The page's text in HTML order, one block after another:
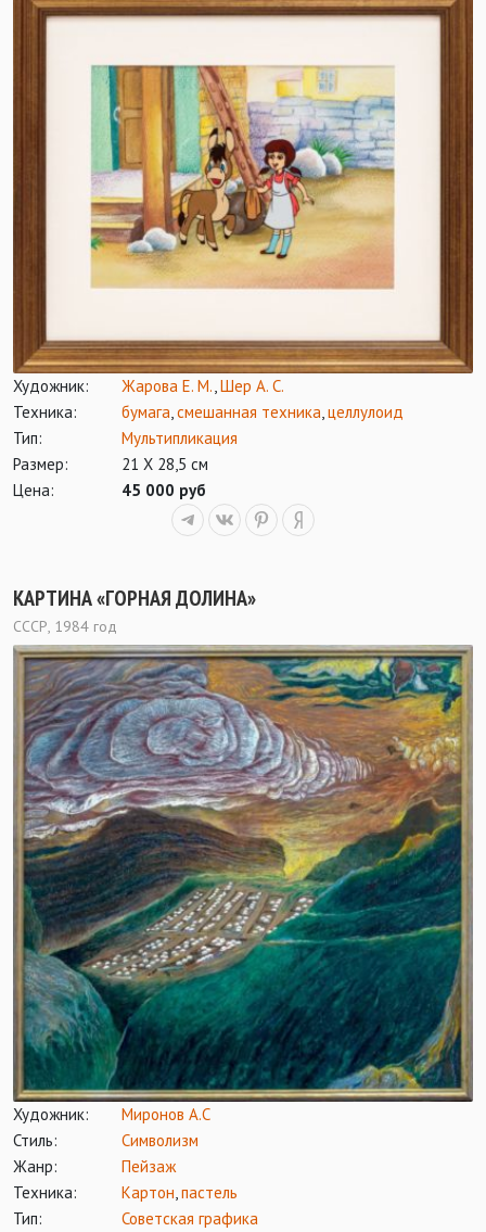
Художник: Жарова Е. М.,Шер А. С.
Техника:
бумага,смешанная техника,целлулоид
Тип:
Мультипликация
Размер:
21 Х 28,5 см
Цена:
45 000 руб
КАРТИНА «ГОРНАЯ ДОЛИНА»
СССР, 1984 год
Художник:
Миронов А.С
Стиль:
Символизм
Жанр:
Пейзаж
Техника:
Картон,пастель
Тип:
Советская графика